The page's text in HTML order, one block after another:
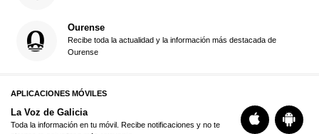
Ourense
Recibe toda la actualidad y la información más destacada de
Ourense
APLICACIONES MÓVILES
La Voz de Galicia
Toda la información en tu móvil. Recibe notificaciones y no te